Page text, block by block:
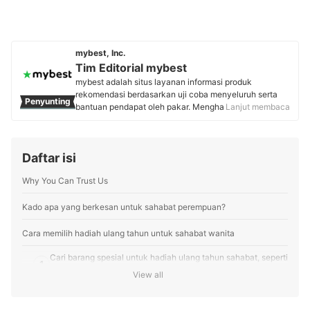
Penyunting
mybest, Inc.
Tim Editorial mybest
mybest adalah situs layanan informasi produk
rekomendasi berdasarkan uji coba menyeluruh serta
bantuan pendapat oleh pakar. Menghasilkan konten
Profil Tim Editorial mybest
Lanjut membaca
Daftar isi
Why You Can Trust Us
Kado apa yang berkesan untuk sahabat perempuan?
Cara memilih hadiah ulang tahun untuk sahabat wanita
1
Cari barang spesial untuk hadiah ulang tahun sahabat, seperti
perhiasan, alat ibadah, atau skincare kesukaannya
View all